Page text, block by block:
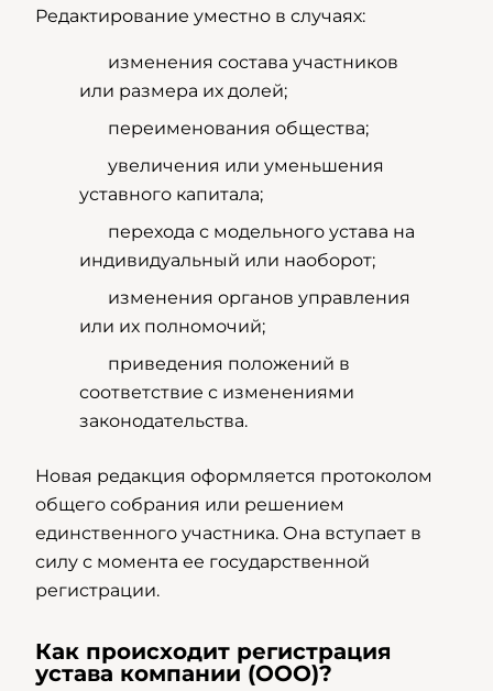
Редактирование уместно в случаях:
изменения состава участников
или размера их долей;
переименования общества;
увеличения или уменьшения
уставного капитала;
перехода с модельного устава на
индивидуальный или наоборот;
изменения органов управления
или их полномочий;
приведения положений в
соответствие с изменениями
законодательства.
Новая редакция оформляется протоколом
общего собрания или решением
единственного участника. Она вступает в
силу с момента ее государственной
регистрации.
Как происходит регистрация
устава компании (ООО)?